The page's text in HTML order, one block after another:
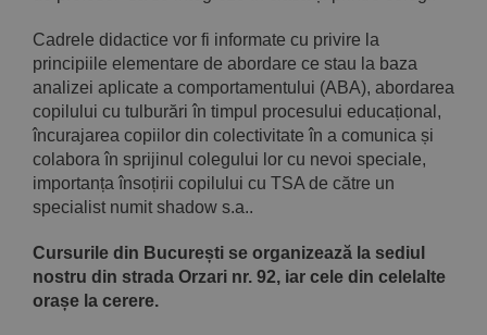
Cadrele didactice vor fi informate cu privire la
principiile elementare de abordare ce stau la baza
analizei aplicate a comportamentului (ABA), abordarea
copilului cu tulburări în timpul procesului educațional,
încurajarea copiilor din colectivitate în a comunica și
colabora în sprijinul colegului lor cu nevoi speciale,
importanța însoțirii copilului cu TSA de către un
specialist numit shadow s.a..
Cursurile din București se organizează la sediul
nostru din strada Orzari nr. 92, iar cele din celelalte
orașe la cerere.